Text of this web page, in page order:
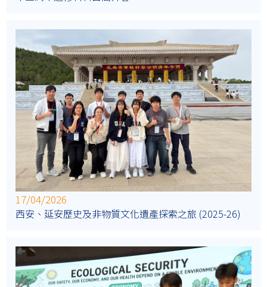
17/04/2026
西安、延安歷史及非物質文化遺產探索之旅 (2025-26)